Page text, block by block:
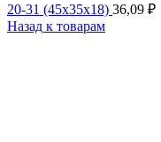
20-31 (45x35x18) 36,09 ₽
Назад к товарам